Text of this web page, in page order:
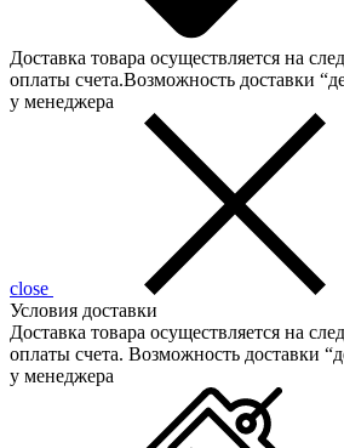
Доставка товара осуществляется на
оплаты счета.Возможность доставки
у менеджера
close
Условия доставки
Доставка товара осуществляется на
оплаты счета. Возможность доставки
у менеджера